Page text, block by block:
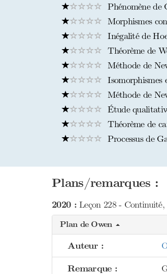
Phénomène de
Morphismes
Inégalité de
Théorème de
Méthode de
Isomorphismes
Méthode de
Étude
Théorème de
Processus de
Plans/remarques :
2020 :Leçon 228 - Continuité,
Plan de Owen
Auteur :
Remarque :